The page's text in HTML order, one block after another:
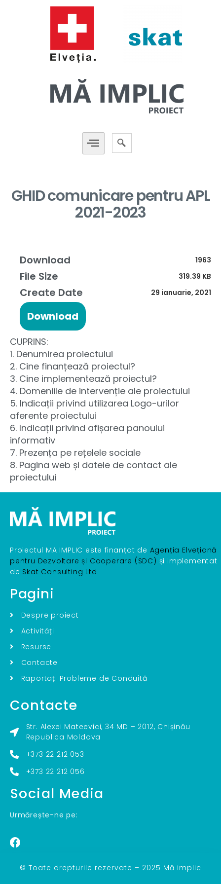
GHID comunicare pentru APL
2021-2023
Download 1963
File Size 319.39 KB
Create Date 29 ianuarie, 2021
Download
CUPRINS:
1. Denumirea proiectului
2. Cine finanțează proiectul?
3. Cine implementează proiectul?
4. Domeniile de intervenție ale proiectului
5. Indicații privind utilizarea Logo-urilor
aferente proiectului
6. Indicații privind afișarea panoului
informativ
7. Prezența pe rețelele sociale
8. Pagina web și datele de contact ale
proiectului
Proiectul MA IMPLIC este finanțat de Agenția Elvețiană
pentru Dezvoltare și Cooperare (SDC) și implementat
de Skat Consulting Ltd
Pagini
Despre proiect
Activități
Resurse
Contacte
Raportați Probleme de Conduită
Contacte
Str. Alexei Mateevici, 34 MD – 2012, Chișinău
Republica Moldova
+373 22 212 053
+373 22 212 056
Social Media
Urmărește-ne pe:
© Toate drepturile rezervate – 2025 Mă implic